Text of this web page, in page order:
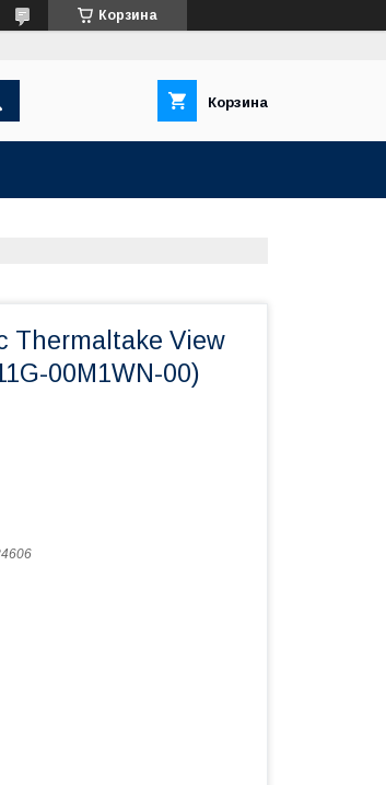
Корзина
Корзина
Thermaltake View
00M1WN-00)